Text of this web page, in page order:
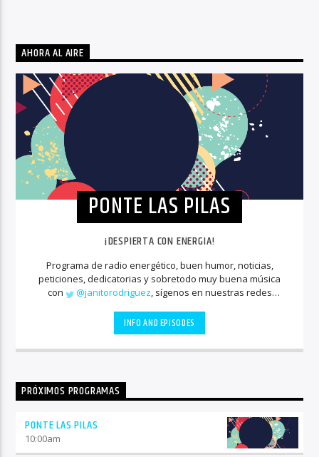
AHORA AL AIRE
PONTE LAS PILAS
¡DESPIERTA CON ENERGIA!
Programa de radio energético, buen humor, noticias,
peticiones, dedicatorias y sobretodo muy buena música
con
@janitorodriguez, sígenos en nuestras redes
INFO AND EPISODES
PRÓXIMOS PROGRAMAS
PONTE LAS PILAS
10:00am